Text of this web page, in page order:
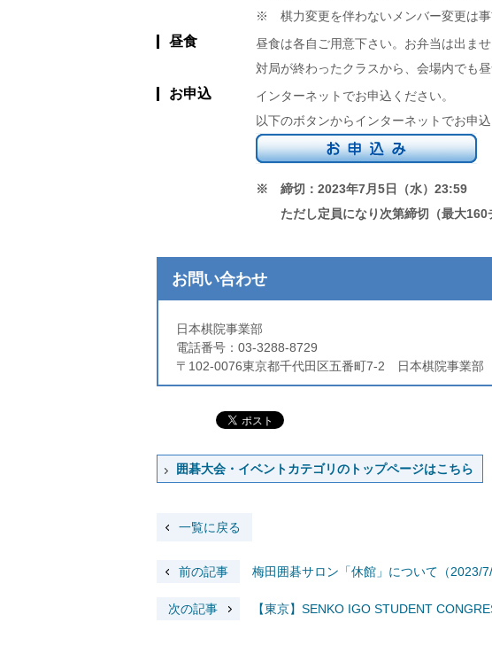
※ 棋力変更を伴わないメンバー変更は事
昼食
昼食は各自ご用意下さい。お弁当は出ませ
対局が終わったクラスから、会場内でも
お申込
インターネットでお申込ください。
以下のボタンからインターネットでお申
※ 締切：2023年7月5日（水）23:59
ただし定員になり次第締切（最大160
お問い合わせ
日本棋院事業部
電話番号：03-3288-8729
〒102-0076東京都千代田区五番町7-2 日本棋院事業
囲碁大会・イベントカテゴリのトップページはこちら
一覧に戻る
前の記事 梅田囲碁サロン「休館」について（2023/7/
次の記事 【東京】SENKO IGO STUDENT